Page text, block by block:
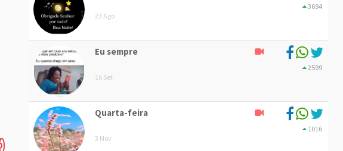
23 Ago
3694
Eu sempre
16 Set
2599
Quarta-feira
3 Nov
1016